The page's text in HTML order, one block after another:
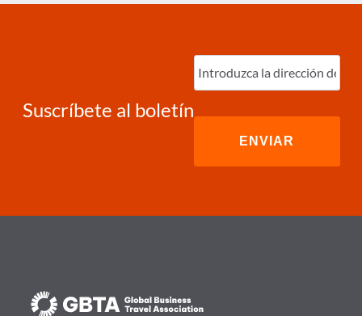
Suscríbete al boletín
Ingrese
correo
electrónico